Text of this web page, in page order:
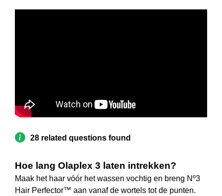
28 related questions found
Hoe lang Olaplex 3 laten intrekken?
Maak het haar vóór het wassen vochtig en breng Nº3
Hair Perfector™ aan vanaf de wortels tot de punten.